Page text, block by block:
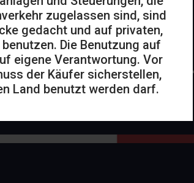
zugelassen sind, sind
gedacht und auf privaten,
Die Benutzung auf
eigene Verantwortung. Vor
der Käufer sicherstellen,
Land benutzt werden darf.